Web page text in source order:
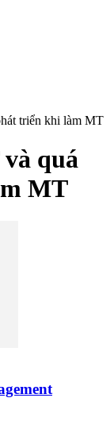
triển khi làm MT
quá
MT